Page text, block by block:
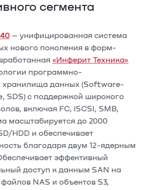
сегмента
– унифицированная система
нового поколения в форм-
«Инферит Техника»
программно-
хранилища данных (Software-
SDS) с поддержкой широкого
включая FC, iSCSI, SMB,
масштабируется до 2000
HDD и обеспечивает
благодаря двум 12-ядерным
эффективный
доступ к данным SAN на
NAS и объектов S3,